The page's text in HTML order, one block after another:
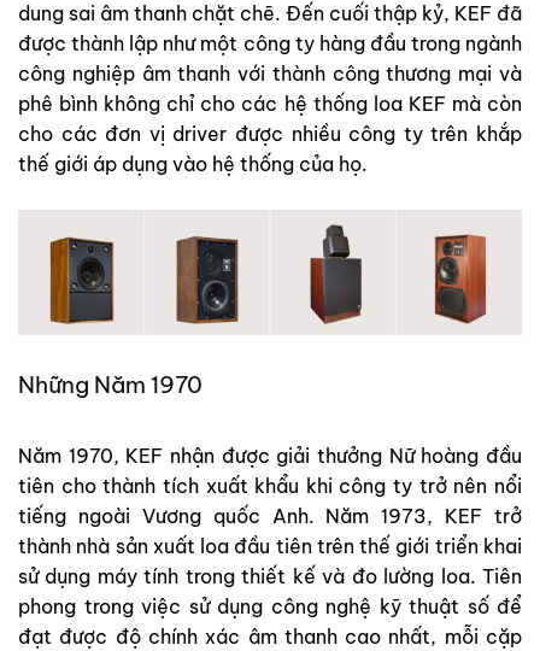
dung sai âm thanh chặt chẽ. Đến cuối thập kỷ, KEF đã
được thành lập như một công ty hàng đầu trong ngành
công nghiệp âm thanh với thành công thương mại và
phê bình không chỉ cho các hệ thống loa KEF mà còn
cho các đơn vị driver được nhiều công ty trên khắp
thế giới áp dụng vào hệ thống của họ.
Những Năm 1970
Năm 1970, KEF nhận được giải thưởng Nữ hoàng đầu
tiên cho thành tích xuất khẩu khi công ty trở nên nổi
tiếng ngoài Vương quốc Anh. Năm 1973, KEF trở
thành nhà sản xuất loa đầu tiên trên thế giới triển khai
sử dụng máy tính trong thiết kế và đo lường loa. Tiên
phong trong việc sử dụng công nghệ kỹ thuật số để
đạt được độ chính xác âm thanh cao nhất, mỗi cặp